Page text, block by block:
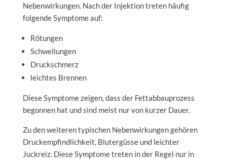
Nebenwirkungen. Nach der Injektion treten häufig
folgende Symptome auf:
Rötungen
Schwellungen
Druckschmerz
leichtes Brennen
Diese Symptome zeigen, dass der Fettabbauprozess
begonnen hat und sind meist nur von kurzer Dauer.
Zu den weiteren typischen Nebenwirkungen gehören
Druckempfindlichkeit, Blutergüsse und leichter
Juckreiz. Diese Symptome treten in der Regel nur in